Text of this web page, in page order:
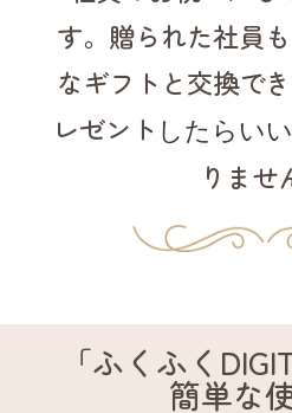
す。 贈られた社員も
なギフトと交換でき
レゼント したらい
りませ
「ふくふく
簡単な